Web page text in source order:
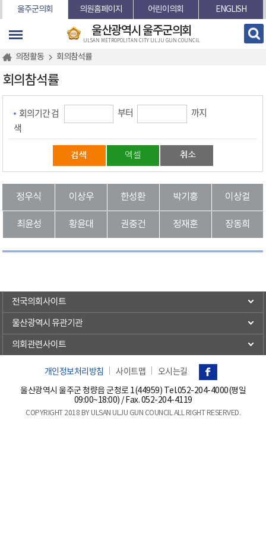
본문바로가기
울주군의회 의원홈페이지 어린이의회 ENGLISH
울산광역시 울주군의회
ULSAN METROPOLITAN CITY ULJU GUN COUNCIL
의정활동 회의참석률
회의참석률
회의기간 검
색
부터 까지
엑셀
정우식 이상우 한성환 박기홍 이상걸
최윤성 황윤대 권중건 정재훈 장동희
전국의회사이트
울산광역시 유관기관
의회관련사이트
개인정보처리방침 사이트맵 오시는길
울산광역시 울주군 청량읍 군청로 1(44959) Tel.052-204-4000(평일
09:00~18:00) / Fax. 052-204-4119
COPYRIGHT 2018 BY ULSAN ULJU GUN COUNCIL ALL RIGHT RESERVED.